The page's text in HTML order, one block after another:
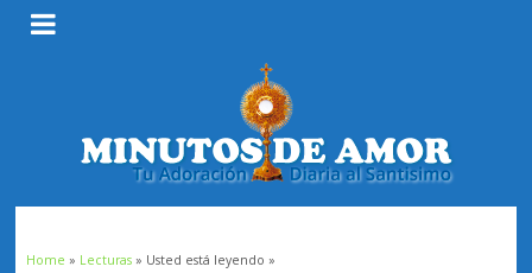
Home » Lecturas» Usted está leyendo »